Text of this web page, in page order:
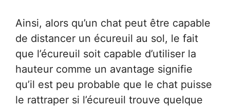
Ainsi, alors qu’un chat peut être capable
de distancer un écureuil au sol, le fait
que l’écureuil soit capable d’utiliser la
hauteur comme un avantage signifie
qu’il est peu probable que le chat puisse
le rattraper si l’écureuil trouve quelque